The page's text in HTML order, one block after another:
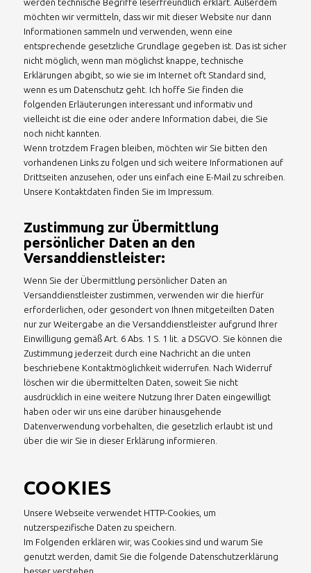
möchten wir vermitteln, dass wir mit dieser Website nur dann
Informationen sammeln und verwenden, wenn eine
entsprechende gesetzliche Grundlage gegeben ist. Das ist sicher
nicht möglich, wenn man möglichst knappe, technische
Erklärungen abgibt, so wie sie im Internet oft Standard sind,
wenn es um Datenschutz geht. Ich hoffe Sie finden die
folgenden Erläuterungen interessant und informativ und
vielleicht ist die eine oder andere Information dabei, die Sie
noch nicht kannten.
Wenn trotzdem Fragen bleiben, möchten wir Sie bitten den
vorhandenen Links zu folgen und sich weitere Informationen auf
Drittseiten anzusehen, oder uns einfach eine E-Mail zu schreiben.
Unsere Kontaktdaten finden Sie im Impressum.
Zustimmung zur Übermittlung
persönlicher Daten an den
Versanddienstleister:
Wenn Sie der Übermittlung persönlicher Daten an
Versanddienstleister zustimmen, verwenden wir die hierfür
erforderlichen, oder gesondert von Ihnen mitgeteilten Daten
nur zur Weitergabe an die Versanddienstleister aufgrund Ihrer
Einwilligung gemäß Art. 6 Abs. 1 S. 1 lit. a DSGVO. Sie können die
Zustimmung jederzeit durch eine Nachricht an die unten
beschriebene Kontaktmöglichkeit widerrufen. Nach Widerruf
löschen wir die übermittelten Daten, soweit Sie nicht
ausdrücklich in eine weitere Nutzung Ihrer Daten eingewilligt
haben oder wir uns eine darüber hinausgehende
Datenverwendung vorbehalten, die gesetzlich erlaubt ist und
über die wir Sie in dieser Erklärung informieren.
COOKIES
Unsere Webseite verwendet HTTP-Cookies, um
nutzerspezifische Daten zu speichern.
Im Folgenden erklären wir, was Cookies sind und warum Sie
genutzt werden, damit Sie die folgende Datenschutzerklärung
besser verstehen.